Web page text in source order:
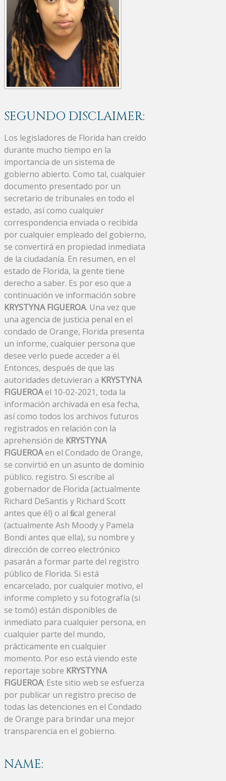
SEGUNDO DISCLAIMER:
Los legisladores de Florida han creído
durante mucho tiempo en la
importancia de un sistema de
gobierno abierto. Como tal, cualquier
documento presentado por un
secretario de tribunales en todo el
estado, así como cualquier
correspondencia enviada o recibida
por cualquier empleado del gobierno,
se convertirá en propiedad inmediata
de la ciudadanía. En resumen, en el
estado de Florida, la gente tiene
derecho a saber. Es por eso que a
continuación ve información sobre
KRYSTYNA FIGUEROA. Una vez que
una agencia de justicia penal en el
condado de Orange, Florida presenta
un informe, cualquier persona que
desee verlo puede acceder a él.
Entonces, después de que las
autoridades detuvieran a KRYSTYNA
FIGUEROAel 10-02-2021, toda la
información archivada en esa fecha,
así como todos los archivos futuros
registrados en relación con la
aprehensión de KRYSTYNA
FIGUEROAen el Condado de Orange,
se convirtió en un asunto de dominio
público. registro. Si escribe al
gobernador de Florida (actualmente
Richard DeSantis y Richard Scott
antes que él) o al fiscal general
(actualmente Ash Moody y Pamela
Bondi antes que ella), su nombre y
dirección de correo electrónico
pasarán a formar parte del registro
público de Florida. Si está
encarcelado, por cualquier motivo, el
informe completo y su fotografía (si
se tomó) están disponibles de
inmediato para cualquier persona, en
cualquier parte del mundo,
prácticamente en cualquier
momento. Por eso está viendo este
reportaje sobre KRYSTYNA
FIGUEROA; Este sitio web se esfuerza
por publicar un registro preciso de
todas las detenciones en el Condado
de Orange para brindar una mejor
transparencia en el gobierno.
NAME: